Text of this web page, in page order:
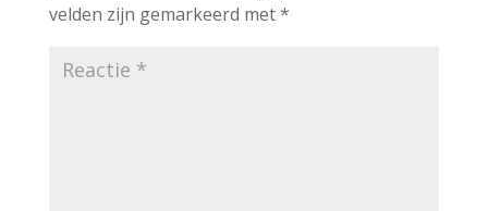
velden zijn gemarkeerd met*